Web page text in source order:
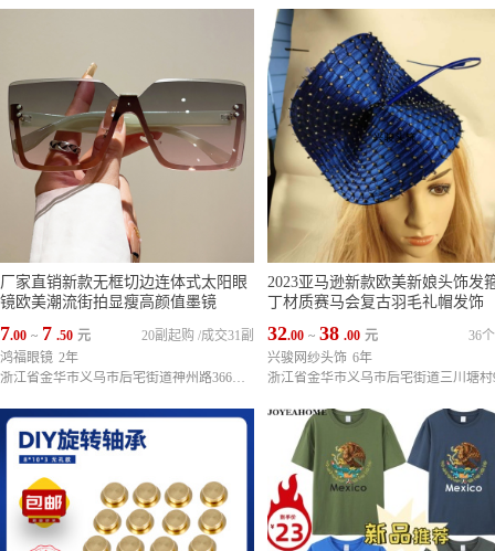
厂家直销新款无框切边连体式太阳眼
镜欧美潮流街拍显瘦高颜值墨镜
7.00 ~ 7 .50 元 成交31副
20副起购 /
鸿福眼镜 2年
浙江省金华市义乌市后宅街道神州路366号（义乌市天来文体制笔有限公司内3栋4楼）
2023亚马逊新款欧美新娘头饰发
丁材质赛马会复古羽毛礼帽发饰
32.00 ~ 38 .00 元
36
兴骏网纱头饰 6年
浙江省金华市义乌市后宅街道三川塘村